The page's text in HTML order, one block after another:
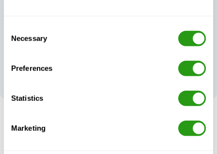
Selection
Necessary
Preferences
Statistics
Marketing
Bis zu 24 Stunden im Voraus kostenlos Stornierung, keine
Ihr Feedback